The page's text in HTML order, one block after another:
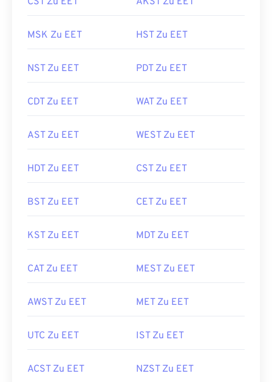
MSK Zu EET HST Zu EET
NST Zu EET PDT Zu EET
CDT Zu EET WAT Zu EET
AST Zu EET WEST Zu EET
HDT Zu EET CST Zu EET
BST Zu EET CET Zu EET
KST Zu EET MDT Zu EET
CAT Zu EET MEST Zu EET
AWST Zu EET MET Zu EET
UTC Zu EET IST Zu EET
ACST Zu EET NZST Zu EET